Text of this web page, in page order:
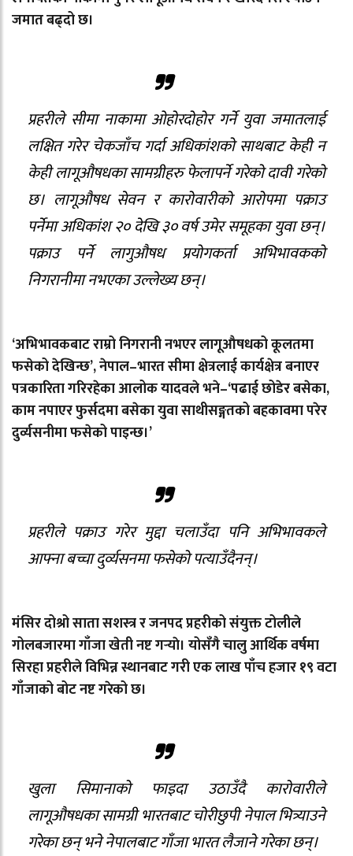
जमात बढ्दो छ।
प्रहरीले सीमा नाकामा ओहोरदोहोर गर्ने युवा जमातलाई
लक्षित गरेर चेकजाँच गर्दा अधिकांशको साथबाट केही न
केही लागूऔषधका सामग्रीहरु फेलापर्ने गरेको दावी गरेको
छ। लागूऔषध सेवन र कारोवारीको आरोपमा पक्राउ
पर्नेमा अधिकांश २० देखि ३० वर्ष उमेर समूहका युवा छन्।
पक्राउ पर्ने लागुऔषध प्रयोगकर्ता अभिभावकको
निगरानीमा नभएका उल्लेख्य छन्।
‘अभिभावकबाट राम्रो निगरानी नभएर लागूऔषधको कूलतमा
फसेको देखिन्छ’, नेपाल–भारत सीमा क्षेत्रलाई कार्यक्षेत्र बनाएर
पत्रकारिता गरिरहेका आलोक यादवले भने–‘पढाई छोडेर बसेका,
काम नपाएर फुर्सदमा बसेका युवा साथीसङ्गतको बहकावमा परेर
दुर्व्यसनीमा फसेको पाइन्छ।’
प्रहरीले पक्राउ गरेर मुद्दा चलाउँदा पनि अभिभावकले
आफ्ना बच्चा दुर्व्यसनमा फसेको पत्याउँदैनन्।
मंसिर दोश्रो साता सशस्त्र र जनपद प्रहरीको संयुक्त टोलीले
गोलबजारमा गाँजा खेती नष्ट गर्‍याे। योसँगै चालु आर्थिक वर्षमा
सिरहा प्रहरीले विभिन्न स्थानबाट गरी एक लाख पाँच हजार १९ वटा
गाँजाको बोट नष्ट गरेको छ।
खुला सिमानाको फाइदा उठाउँदै कारोवारीले
लागूऔषधका सामग्री भारतबाट चोरीछुपी नेपाल भित्र्याउने
गरेका छन् भने नेपालबाट गाँजा भारत लैजाने गरेका छन्।